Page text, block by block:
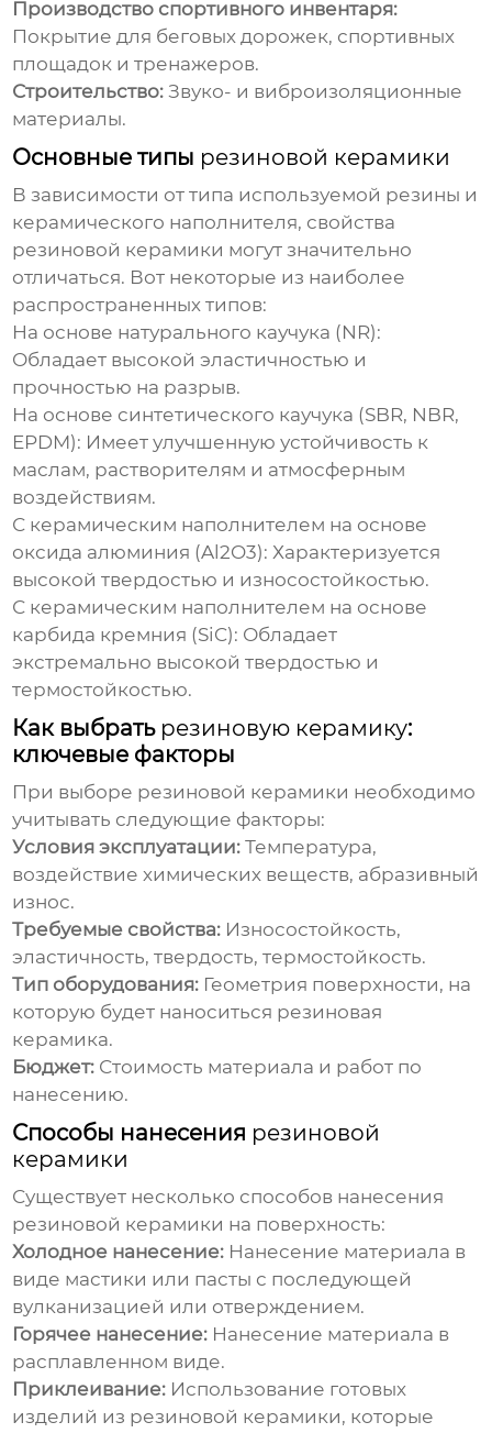
Производство спортивного инвентаря:
Покрытие для беговых дорожек, спортивных
площадок и тренажеров.
Строительство: Звуко- и виброизоляционные
материалы.
Основные типы резиновой керамики
В зависимости от типа используемой резины и
керамического наполнителя, свойства
резиновой керамики могут значительно
отличаться. Вот некоторые из наиболее
распространенных типов:
На основе натурального каучука (NR):
Обладает высокой эластичностью и
прочностью на разрыв.
На основе синтетического каучука (SBR, NBR,
EPDM): Имеет улучшенную устойчивость к
маслам, растворителям и атмосферным
воздействиям.
С керамическим наполнителем на основе
оксида алюминия (Al2O3): Характеризуется
высокой твердостью и износостойкостью.
С керамическим наполнителем на основе
карбида кремния (SiC): Обладает
экстремально высокой твердостью и
термостойкостью.
Как выбрать резиновую керамику:
ключевые факторы
При выборе резиновой керамики необходимо
учитывать следующие факторы:
Условия эксплуатации: Температура,
воздействие химических веществ, абразивный
износ.
Требуемые свойства: Износостойкость,
эластичность, твердость, термостойкость.
Тип оборудования: Геометрия поверхности, на
которую будет наноситься резиновая
керамика.
Бюджет: Стоимость материала и работ по
нанесению.
Способы нанесения резиновой
керамики
Существует несколько способов нанесения
резиновой керамики на поверхность:
Холодное нанесение: Нанесение материала в
виде мастики или пасты с последующей
вулканизацией или отверждением.
Горячее нанесение: Нанесение материала в
расплавленном виде.
Приклеивание: Использование готовых
изделий из резиновой керамики, которые